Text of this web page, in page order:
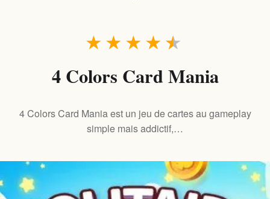
★
★
★
★
★
4 Colors Card Mania
4 Colors Card Mania est un jeu de cartes au gameplay
simple mais addictif,…